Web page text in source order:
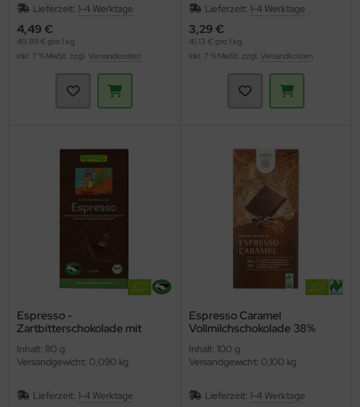
Lieferzeit: 1-4 Werktage
4,49 €
49,89 € pro 1 kg
inkl. 7 % MwSt. zzgl. Versandkosten
Lieferzeit: 1-4 Werktage
3,29 €
41,13 € pro 1 kg
inkl. 7 % MwSt. zzgl. Versandkosten
Espresso -
Zartbitterschokolade mit
(Rapunzel)
Inhalt: 80 g
Versandgewicht: 0,090 kg
Lieferzeit: 1-4 Werktage
Espresso Caramel
Vollmilchschokolade 38%
Inhalt: 100 g
Versandgewicht: 0,100 kg
Lieferzeit: 1-4 Werktage